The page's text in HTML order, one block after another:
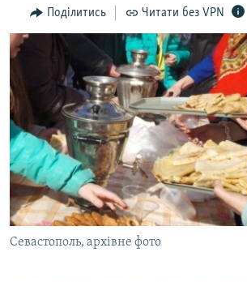
Перейти
до
пошуку
ПОГЛЯД
ІНТЕРВ'Ю
ВСЕ ЗА ДЕНЬ
СПЕЦПРОЕКТИ
ДЕПОРТАЦІЯ
ВІДЕОУРОКИ «ELIFBE»
СВІДЧЕННЯ ОКУПАЦІЇ
УКРАЇНСЬКА ПРОБЛЕМА КРИМУ
ІНФОГРАФІКА
ЯК ОБІЙТИ БЛОКУВАННЯ
Русский
Qırımtatar
ДОЛУЧАЙСЯ!
Поділитись Читати без VPN
Севастополь, архівне фото